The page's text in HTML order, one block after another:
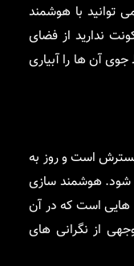
توانید با هوشمند
ندارید از فضای
جوی آن ها را آبیاری
است و روز به
شود. هوشمند سازی
هایی است که در آن
از نگرانی های